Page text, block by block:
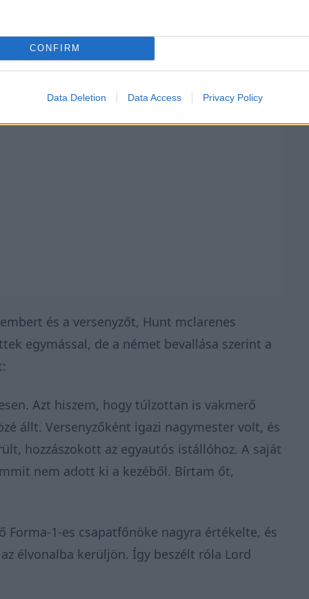
CONFIRM
Data Deletion Data Access Privacy Policy
címe megvédésének, úgy érezte, hogy
volt.”
és a versenyzőt, Hunt mclarenes
egymással, de a német bevallása szerint a
Azt hiszem, hogy túlzottan is vakmerő
állt. Versenyzőként igazi nagymester volt, és
hozzászokott az egyautós istállóhoz. A saját
nem adott ki a kezéből. Bírtam őt,
Forma-1-es csapatfőnöke nagyra értékelte, és
élvonalba kerüljön. Így beszélt róla Lord